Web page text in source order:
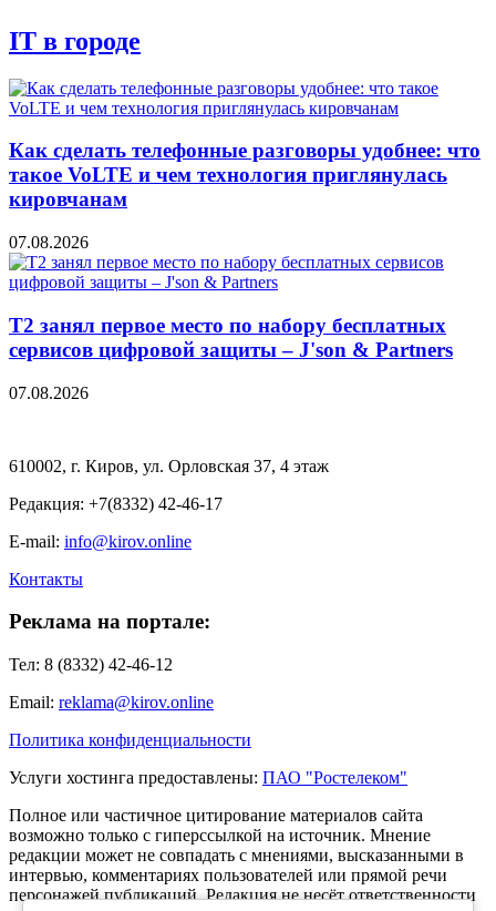
IT в городе
Как сделать телефонные разговоры удобнее: что
такое VoLTE и чем технология приглянулась
кировчанам
07.08.2026
Т2 занял первое место по набору бесплатных
сервисов цифровой защиты – J'son & Partners
07.08.2026
610002, г. Киров, ул. Орловская 37, 4 этаж
Редакция: +7(8332) 42-46-17
E-mail: info@kirov.online
Контакты
Реклама на портале:
Тел: 8 (8332) 42-46-12
Email: reklama@kirov.online
Политика конфиденциальности
Услуги хостинга предоставлены: ПАО "Ростелеком"
Полное или частичное цитирование материалов сайта
возможно только с гиперссылкой на источник. Мнение
редакции может не совпадать с мнениями, высказанными в
интервью, комментариях пользователей или прямой речи
персонажей публикаций. Редакция не несёт ответственности